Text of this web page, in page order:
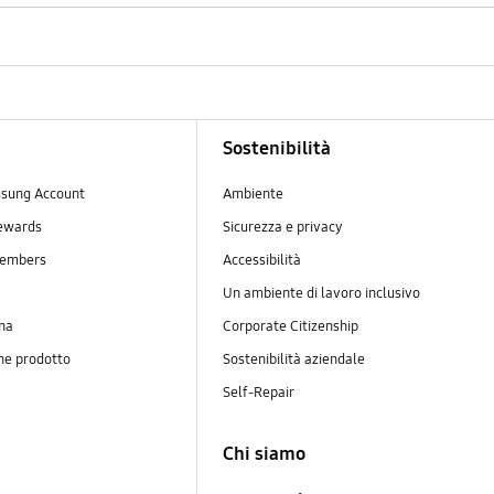
Account
prodotto
Sostenibilità
Ambiente
Sicurezza e privacy
Accessibilità
Un ambiente di lavoro inclusivo
Corporate Citizenship
Sostenibilità aziendale
Self-Repair
Chi siamo